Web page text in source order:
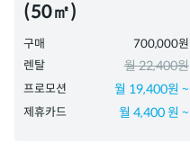
(50㎡)
구매
700,000원
렌탈
월 22,400원
프로모션 월 19,400원 ~
제휴카드 월 4,400 원 ~